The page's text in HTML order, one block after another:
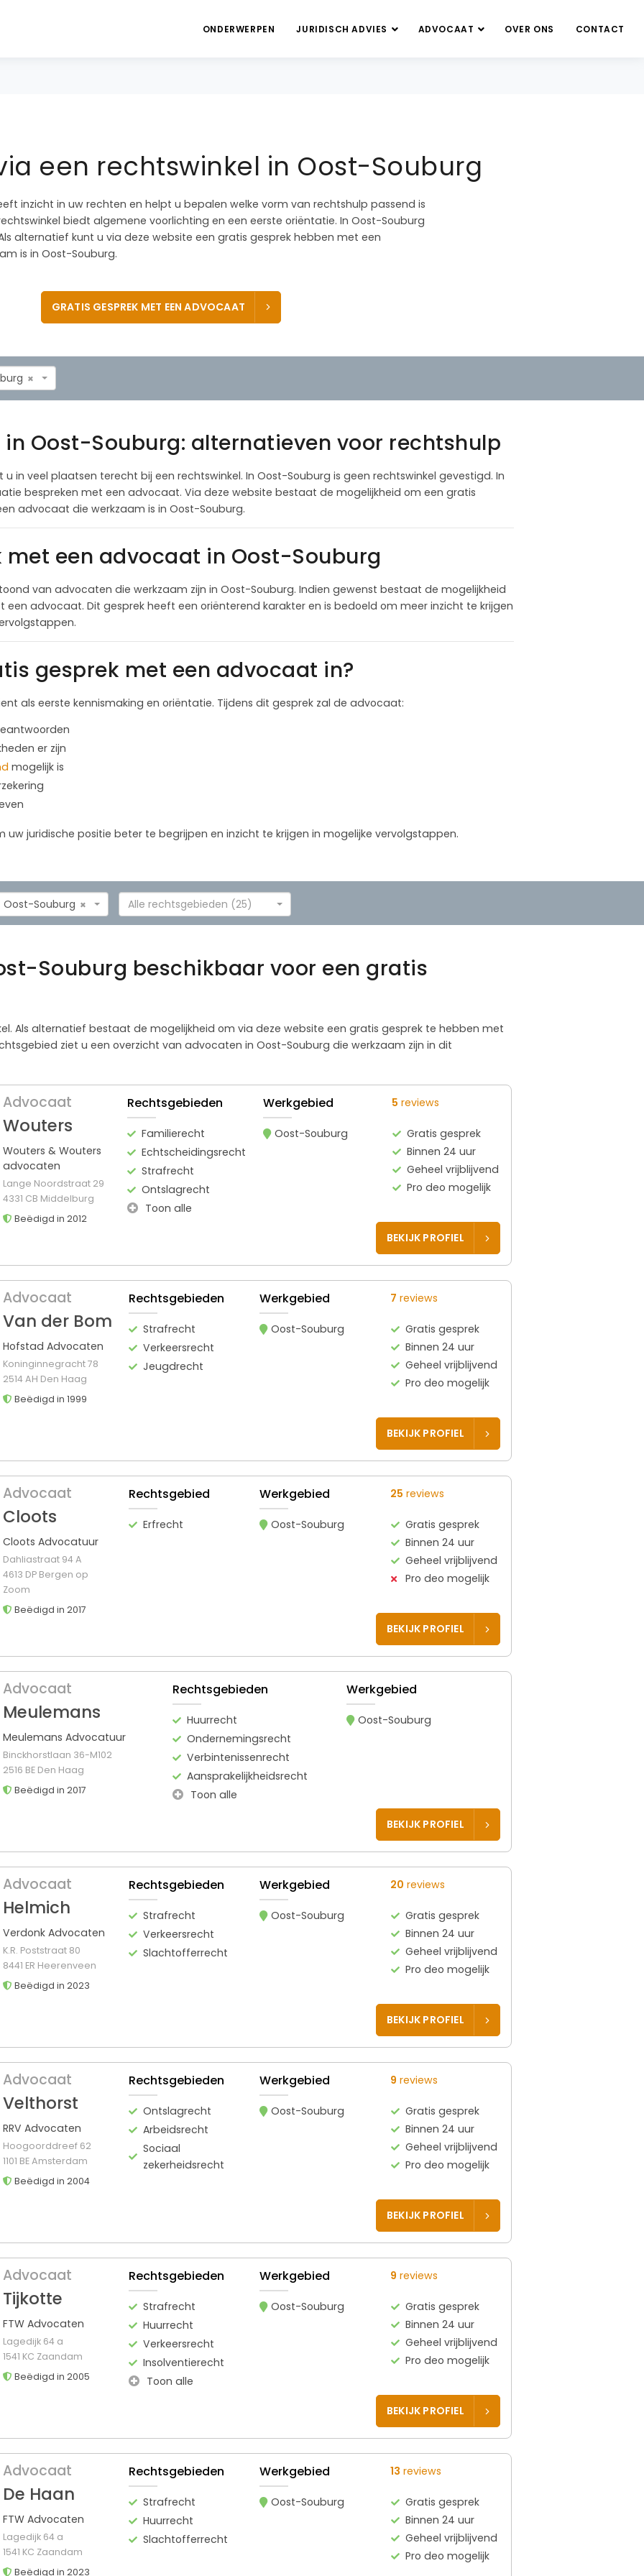
ONDERWERPEN JURIDISCH ADVIES ADVOCAAT OVER ONS CONTACT
een rechtswinkel in Oost-Souburg
inzicht in uw rechten en helpt u bepalen welke vorm van rechtshulp passend is
biedt algemene voorlichting en een eerste oriëntatie. In Oost-Souburg
alternatief kunt u via deze website een gratis gesprek hebben met een
is in Oost-Souburg.
GRATIS GESPREK MET EEN ADVOCAAT
×
Oost-Souburg: alternatieven voor rechtshulp
in veel plaatsen terecht bij een rechtswinkel. In Oost-Souburg is geen rechtswinkel gevestigd. In
bespreken met een advocaat. Via deze website bestaat de mogelijkheid om een gratis
advocaat die werkzaam is in Oost-Souburg.
met een advocaat in Oost-Souburg
van advocaten die werkzaam zijn in Oost-Souburg. Indien gewenst bestaat de mogelijkheid
advocaat. Dit gesprek heeft een oriënterend karakter en is bedoeld om meer inzicht te krijgen
gesprek met een advocaat in?
als eerste kennismaking en oriëntatie. Tijdens dit gesprek zal de advocaat:
er zijn
mogelijk is
uw juridische positie beter te begrijpen en inzicht te krijgen in mogelijke vervolgstappen.
×
Oost-Souburg Alle rechtsgebieden (25)
Souburg beschikbaar voor een gratis
Als alternatief bestaat de mogelijkheid om via deze website een gratis gesprek te hebben met
ziet u een overzicht van advocaten in Oost-Souburg die werkzaam zijn in dit
Advocaat
Wouters
Wouters & Wouters
advocaten
Lange Noordstraat 29
4331 CB Middelburg
Beëdigd in 2012
Rechtsgebieden
Familierecht
Echtscheidingsrecht
Strafrecht
Ontslagrecht
Toon alle
Werkgebied
Oost-Souburg
5 reviews
Gratis gesprek
Binnen 24 uur
Geheel vrijblijvend
Pro deo mogelijk
BEKIJK PROFIEL
Advocaat
Van der Bom
Hofstad Advocaten
Koninginnegracht 78
2514 AH Den Haag
Beëdigd in 1999
Rechtsgebieden
Strafrecht
Verkeersrecht
Jeugdrecht
Werkgebied
Oost-Souburg
7 reviews
Gratis gesprek
Binnen 24 uur
Geheel vrijblijvend
Pro deo mogelijk
BEKIJK PROFIEL
Advocaat
Cloots
Cloots Advocatuur
Dahliastraat 94 A
4613 DP Bergen op
Zoom
Beëdigd in 2017
Rechtsgebied
Erfrecht
Werkgebied
Oost-Souburg
25 reviews
Gratis gesprek
Binnen 24 uur
Geheel vrijblijvend
Pro deo mogelijk
BEKIJK PROFIEL
Advocaat
Meulemans
Meulemans Advocatuur
Binckhorstlaan 36-M102
2516 BE Den Haag
Beëdigd in 2017
Rechtsgebieden
Huurrecht
Ondernemingsrecht
Verbintenissenrecht
Aansprakelijkheidsrecht
Toon alle
Werkgebied
Oost-Souburg
BEKIJK PROFIEL
Advocaat
Helmich
Verdonk Advocaten
K.R. Poststraat 80
8441 ER Heerenveen
Beëdigd in 2023
Rechtsgebieden
Strafrecht
Verkeersrecht
Slachtofferrecht
Werkgebied
Oost-Souburg
20 reviews
Gratis gesprek
Binnen 24 uur
Geheel vrijblijvend
Pro deo mogelijk
BEKIJK PROFIEL
Advocaat
Velthorst
RRV Advocaten
Hoogoorddreef 62
1101 BE Amsterdam
Beëdigd in 2004
Rechtsgebieden
Ontslagrecht
Arbeidsrecht
Sociaal
zekerheidsrecht
Werkgebied
Oost-Souburg
9 reviews
Gratis gesprek
Binnen 24 uur
Geheel vrijblijvend
Pro deo mogelijk
BEKIJK PROFIEL
Advocaat
Tijkotte
FTW Advocaten
Lagedijk 64 a
1541 KC Zaandam
Beëdigd in 2005
Rechtsgebieden
Strafrecht
Huurrecht
Verkeersrecht
Insolventierecht
Toon alle
Werkgebied
Oost-Souburg
9 reviews
Gratis gesprek
Binnen 24 uur
Geheel vrijblijvend
Pro deo mogelijk
BEKIJK PROFIEL
Advocaat
De Haan
FTW Advocaten
Lagedijk 64 a
1541 KC Zaandam
Beëdigd in 2023
Rechtsgebieden
Strafrecht
Huurrecht
Slachtofferrecht
Werkgebied
Oost-Souburg
13 reviews
Gratis gesprek
Binnen 24 uur
Geheel vrijblijvend
Pro deo mogelijk